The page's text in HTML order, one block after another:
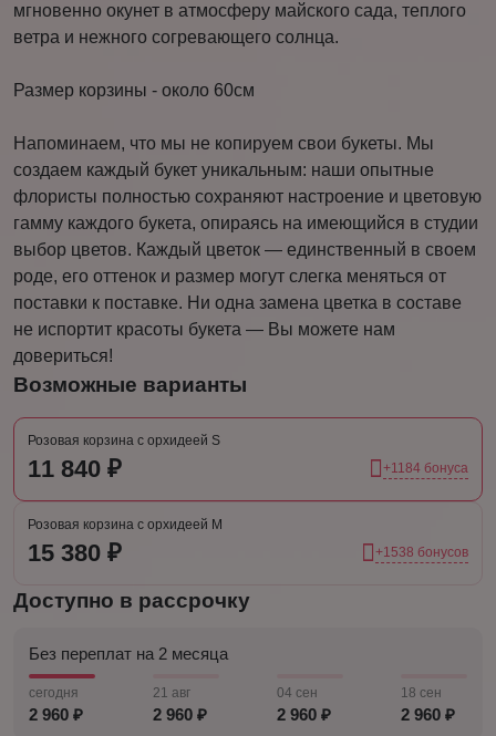
мгновенно окунет в атмосферу майского сада, теплого
ветра и нежного согревающего солнца.
Размер корзины - около 60см
Напоминаем, что мы не копируем свои букеты. Мы
создаем каждый букет уникальным: наши опытные
флористы полностью сохраняют настроение и цветовую
гамму каждого букета, опираясь на имеющийся в студии
выбор цветов. Каждый цветок — единственный в своем
роде, его оттенок и размер могут слегка меняться от
поставки к поставке. Ни одна замена цветка в составе
не испортит красоты букета — Вы можете нам
довериться!
Возможные варианты
Розовая корзина с орхидеей S
11 840 ₽ +1184 бонуса
Розовая корзина с орхидеей M
15 380 ₽ +1538 бонусов
Доступно в рассрочку
Без переплат на 2 месяца
сегодня
2 960 ₽
21 авг
2 960 ₽
04 сен
2 960 ₽
18 сен
2 960 ₽